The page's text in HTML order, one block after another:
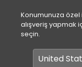
Konumunuza
alışveriş yapmak
seçin.